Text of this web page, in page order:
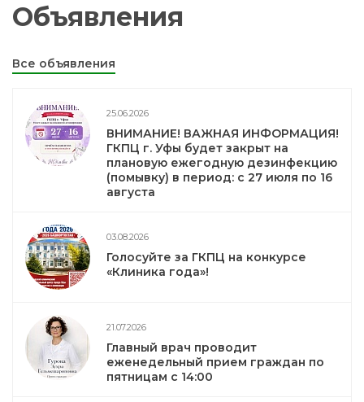
Объявления
Все объявления
25.06.2026
ВНИМАНИЕ! ВАЖНАЯ ИНФОРМАЦИЯ!
ГКПЦ г. Уфы будет закрыт на
плановую ежегодную дезинфекцию
(помывку) в период: с 27 июля по 16
августа
03.08.2026
Голосуйте за ГКПЦ на конкурсе
«Клиника года»!
21.07.2026
Главный врач проводит
еженедельный прием граждан по
пятницам с 14:00